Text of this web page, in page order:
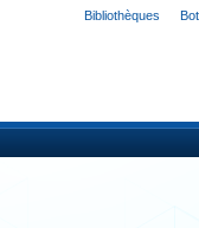
Bibliothèques